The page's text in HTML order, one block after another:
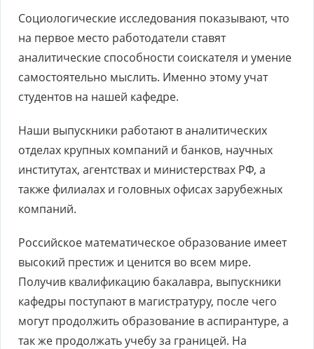
Социологические исследования показывают, что
на первое место работодатели ставят
аналитические способности соискателя и умение
самостоятельно мыслить. Именно этому учат
студентов на нашей кафедре.
Наши выпускники работают в аналитических
отделах крупных компаний и банков, научных
институтах, агентствах и министерствах РФ, а
также филиалах и головных офисах зарубежных
компаний.
Российское математическое образование имеет
высокий престиж и ценится во всем мире.
Получив квалификацию бакалавра, выпускники
кафедры поступают в магистратуру, после чего
могут продолжить образование в аспирантуре, а
так же продолжать учебу за границей. На